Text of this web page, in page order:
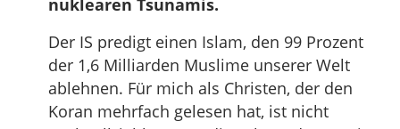
Der IS predigt einen Islam, den 99 Prozent
der 1,6 Milliarden Muslime unserer Welt
ablehnen. Für mich als Christen, der den
Koran mehrfach gelesen hat, ist nicht